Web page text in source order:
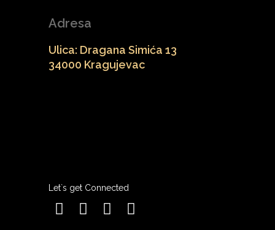
Adresa
Ulica: Dragana Simića 13
34000 Kragujevac
Let`s get Connected